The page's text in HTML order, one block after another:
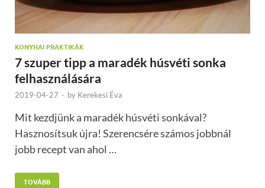
KONYHAI PRAKTIKÁK
7 szuper tipp a maradék húsvéti sonka
felhasználására
2019-04-27 - by Kerekesi Éva
Mit kezdjünk a maradék húsvéti sonkával?
Hasznosítsuk újra! Szerencsére számos jobbnál
jobb recept van ahol …
TOVÁBB